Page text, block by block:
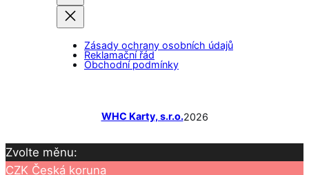
Zásady ochrany osobních údajů
Reklamační řád
Obchodní podmínky
WHC Karty, s.r.o.2026
Zvolte měnu:
CZK Česká koruna